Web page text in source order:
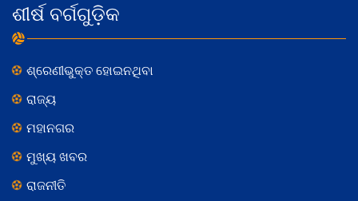
ଶୀର୍ଷ ବର୍ଗଗୁଡ଼ିକ
ଶ୍ରେଣୀଭୁକ୍ତ ହୋଇନଥିବା
ରାଜ୍ୟ
ମହାନଗର
ମୁଖ୍ୟ ଖବର
ରାଜନୀତି